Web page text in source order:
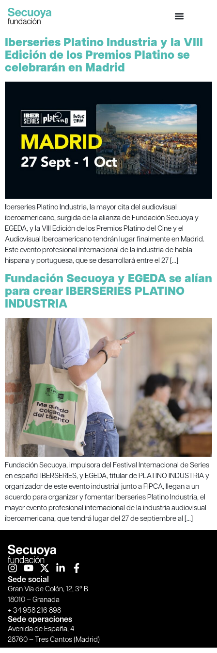
Iberseries Platino Industria y la VIII
Edición de los Premios Platino se
celebrarán en Madrid
Iberseries Platino Industria, la mayor cita del audiovisual
iberoamericano, surgida de la alianza de Fundación Secuoya y
EGEDA, y la VIII Edición de los Premios Platino del Cine y el
Audiovisual Iberoamericano tendrán lugar finalmente en Madrid.
Este evento profesional internacional de la industria de habla
hispana y portuguesa, que se desarrollará entre el 27 […]
Fundación Secuoya y EGEDA se alían
para crear IBERSERIES PLATINO
INDUSTRIA
Fundación Secuoya, impulsora del Festival Internacional de Series
en español IBERSERIES, y EGEDA, titular de PLATINO INDUSTRIA y
organizador de este evento industrial junto a FIPCA, llegan a un
acuerdo para organizar y fomentar Iberseries Platino Industria, el
mayor evento profesional internacional de la industria audiovisual
iberoamericana, que tendrá lugar del 27 de septiembre al […]
Sede social
Gran Vía de Colón, 12, 3º B
18010 – Granada
+ 34 958 216 898
Sede operaciones
Avenida de España, 4
28760 – Tres Cantos (Madrid)
+ 34 913 717 569